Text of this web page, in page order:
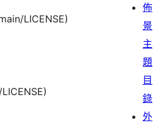
LICENSE)
佈
景
主
題
目
錄
外